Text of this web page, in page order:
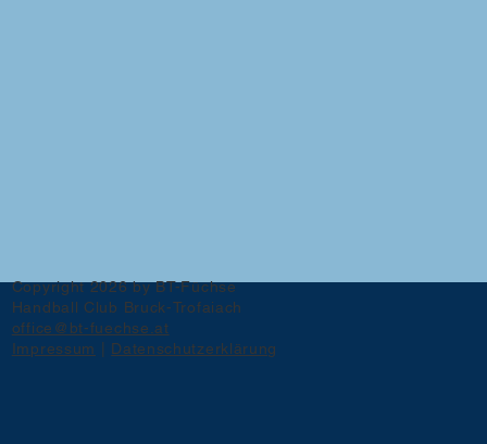
Copyright 2026 by BT-Füchse
Handball Club Bruck-Trofaiach
office@bt-fuechse.at
Impressum | Datenschutzerklärung